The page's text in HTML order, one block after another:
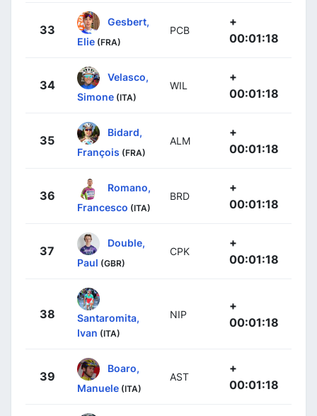
33
Gesbert,
Elie (FRA)
PCB
+
00:01:18
34
Velasco,
Simone (ITA)
WIL
+
00:01:18
35
Bidard,
François (FRA)
ALM
+
00:01:18
36
Romano,
Francesco (ITA)
BRD
+
00:01:18
37
Double,
Paul (GBR)
CPK
+
00:01:18
38
Santaromita,
Ivan (ITA)
NIP
+
00:01:18
39
Boaro,
Manuele (ITA)
AST
+
00:01:18